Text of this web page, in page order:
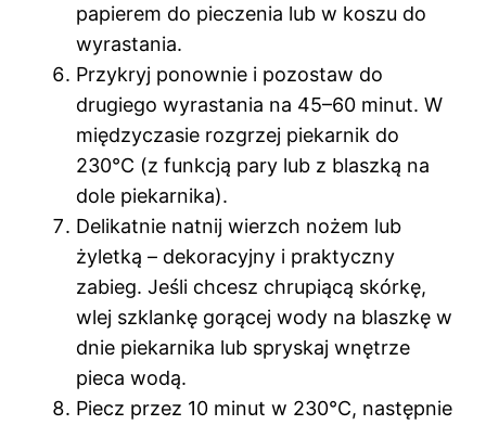
papierem do pieczenia lub w koszu do
wyrastania.
Przykryj ponownie i pozostaw do
drugiego wyrastania na 45–60 minut. W
międzyczasie rozgrzej piekarnik do
230°C (z funkcją pary lub z blaszką na
dole piekarnika).
Delikatnie natnij wierzch nożem lub
żyletką – dekoracyjny i praktyczny
zabieg. Jeśli chcesz chrupiącą skórkę,
wlej szklankę gorącej wody na blaszkę w
dnie piekarnika lub spryskaj wnętrze
pieca wodą.
Piecz przez 10 minut w 230°C, następnie